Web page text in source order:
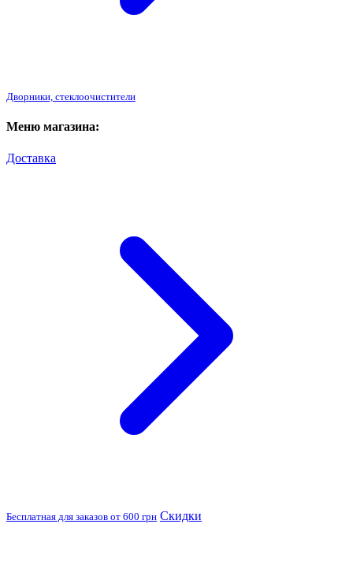
Дворники, стеклоочистители
Меню магазина:
Доставка
Бесплатная для заказов от 600 грн Скидки